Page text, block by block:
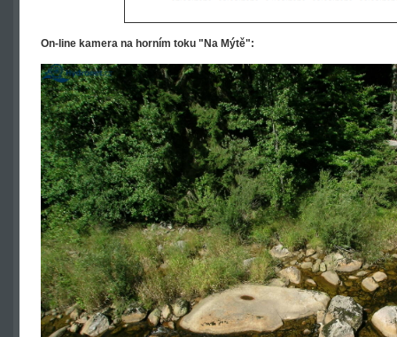
On-line kamera na horním toku "Na Mýtě":